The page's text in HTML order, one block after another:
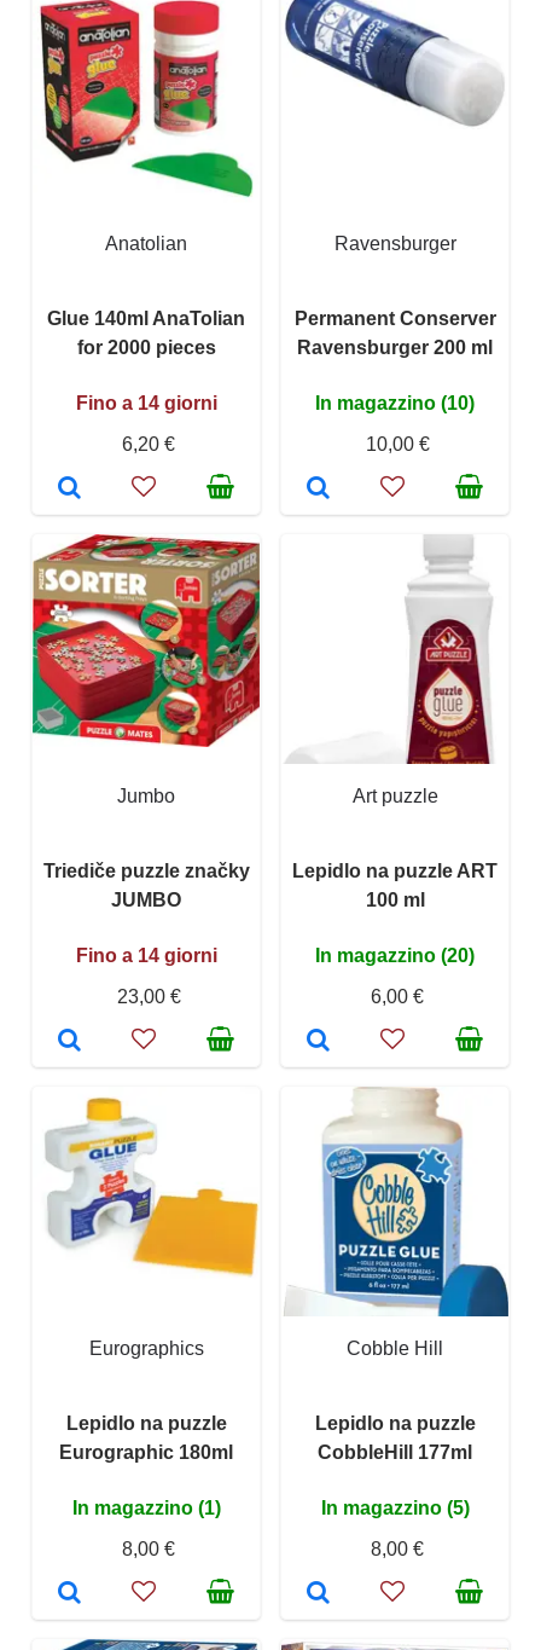
Anatolian
Glue 140ml AnaTolian
for 2000 pieces
Fino a 14 giorni
6,20 €
Ravensburger
Permanent Conserver
Ravensburger 200 ml
In magazzino (10)
10,00 €
Jumbo
Triediče puzzle značky
JUMBO
Fino a 14 giorni
23,00 €
Art puzzle
Lepidlo na puzzle ART
100 ml
In magazzino (20)
6,00 €
Eurographics
Lepidlo na puzzle
Eurographic 180ml
In magazzino (1)
8,00 €
Cobble Hill
Lepidlo na puzzle
CobbleHill 177ml
In magazzino (5)
8,00 €